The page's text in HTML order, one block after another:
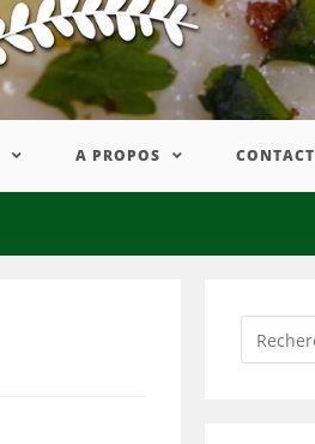
A PROPOS CONTACT